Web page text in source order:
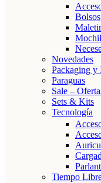
Bolsos
Novedades
Packaging y
Paraguas
Sale –
Sets & Kits
Tecnología
Tiempo